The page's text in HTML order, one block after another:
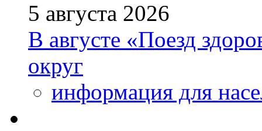
5 августа 2026
В августе «Поезд
округ
информация для